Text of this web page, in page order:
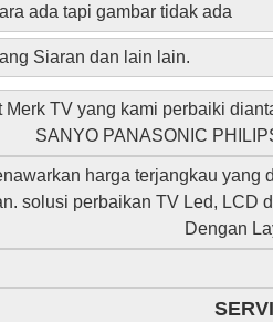
ada tapi gambar tidak ada
Siaran dan lain lain.
Merk TV yang kami perbaiki
SANYO PANASONIC
harga terjangkau
solusi perbaikan TV Led, LCD
Dengan